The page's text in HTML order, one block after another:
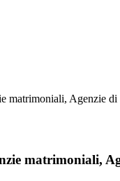
matrimoniali, Agenzie di
matrimoniali,